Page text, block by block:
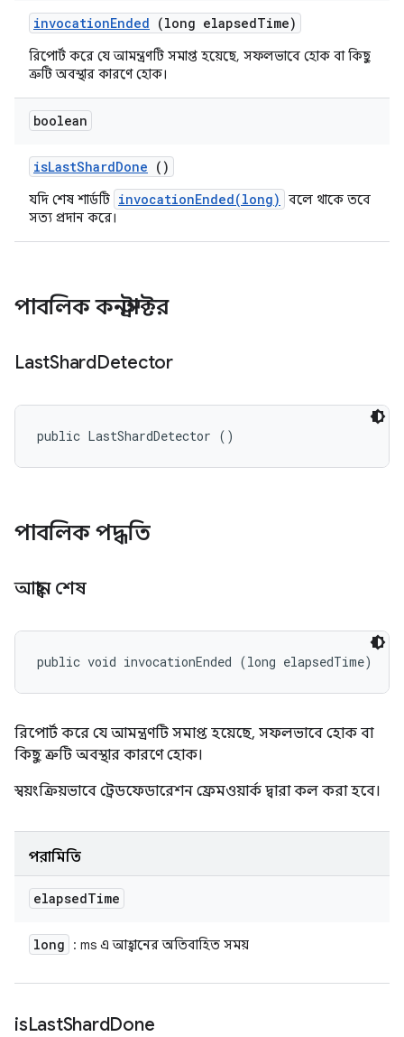
invocationEnded (long elapsedTime)
রিপোর্ট করে যে আমন্ত্রণটি সমাপ্ত হয়েছে, সফলভাবে হোক বা কিছু
ত্রুটি অবস্থার কারণে হোক।
boolean
isLastShardDone ()
যদি শেষ শার্ডটি invocationEnded(long)
বলে থাকে তবে
সত্য প্রদান করে।
পাবলিক কনস্ট্রাক্টর
LastShardDetector
public LastShardDetector ()
পাবলিক পদ্ধতি
আহ্বান শেষ
public void invocationEnded (long elapsedTime)
রিপোর্ট করে যে আমন্ত্রণটি সমাপ্ত হয়েছে, সফলভাবে হোক বা
কিছু ত্রুটি অবস্থার কারণে হোক।
স্বয়ংক্রিয়ভাবে ট্রেডফেডারেশন ফ্রেমওয়ার্ক দ্বারা কল করা হবে।
পরামিতি
elapsedTime
long : ms এ আহ্বানের অতিবাহিত সময়
isLastShardDone